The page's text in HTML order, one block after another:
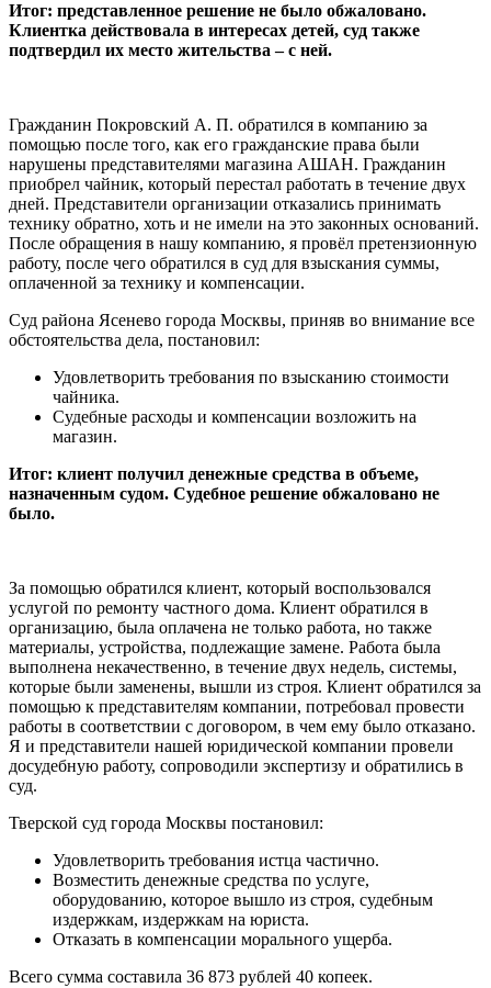
Итог: представленное решение не было обжаловано.
Клиентка действовала в интересах детей, суд также
подтвердил их место жительства – с ней.
Гражданин Покровский А. П. обратился в компанию за
помощью после того, как его гражданские права были
нарушены представителями магазина АШАН. Гражданин
приобрел чайник, который перестал работать в течение двух
дней. Представители организации отказались принимать
технику обратно, хоть и не имели на это законных оснований.
После обращения в нашу компанию, я провёл претензионную
работу, после чего обратился в суд для взыскания суммы,
оплаченной за технику и компенсации.
Суд района Ясенево города Москвы, приняв во внимание все
обстоятельства дела, постановил:
Удовлетворить требования по взысканию стоимости
чайника.
Судебные расходы и компенсации возложить на
магазин.
Итог: клиент получил денежные средства в объеме,
назначенным судом. Судебное решение обжаловано не
было.
За помощью обратился клиент, который воспользовался
услугой по ремонту частного дома. Клиент обратился в
организацию, была оплачена не только работа, но также
материалы, устройства, подлежащие замене. Работа была
выполнена некачественно, в течение двух недель, системы,
которые были заменены, вышли из строя. Клиент обратился за
помощью к представителям компании, потребовал провести
работы в соответствии с договором, в чем ему было отказано.
Я и представители нашей юридической компании провели
досудебную работу, сопроводили экспертизу и обратились в
суд.
Тверской суд города Москвы постановил:
Удовлетворить требования истца частично.
Возместить денежные средства по услуге,
оборудованию, которое вышло из строя, судебным
издержкам, издержкам на юриста.
Отказать в компенсации морального ущерба.
Всего сумма составила 36 873 рублей 40 копеек.